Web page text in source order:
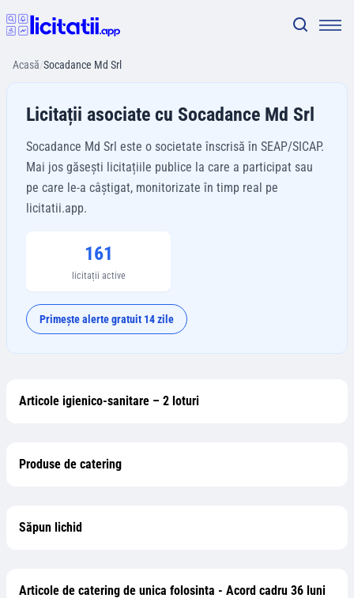
Acasă/Socadance Md Srl
Licitații asociate cu Socadance Md Srl
Socadance Md Srl este o societate înscrisă în SEAP/SICAP.
Mai jos găsești licitațiile publice la care a participat sau
pe care le-a câștigat, monitorizate în timp real pe
licitatii.app.
161
licitații active
Primește alerte gratuit 14 zile
Articole igienico-sanitare – 2 loturi
Produse de catering
Săpun lichid
Articole de catering de unica folosinta - Acord cadru 36 luni